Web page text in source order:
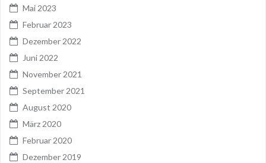
Mai 2023
Februar 2023
Dezember 2022
Juni 2022
November 2021
September 2021
August 2020
März 2020
Februar 2020
Dezember 2019